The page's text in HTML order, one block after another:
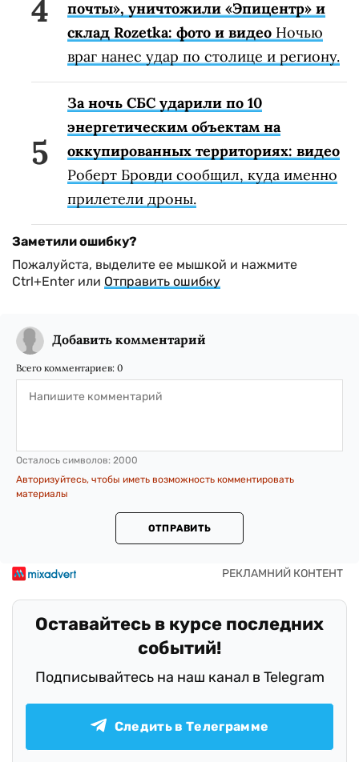
почты», уничтожили «Эпицентр» и
склад Rozetka: фото и видео Ночью
враг нанес удар по столице и региону.
За ночь СБС ударили по 10
энергетическим объектам на
оккупированных территориях: видео
Роберт Бровди сообщил, куда именно
прилетели дроны.
Заметили ошибку?
Пожалуйста, выделите ее мышкой и нажмите
Ctrl+Enter или Отправить ошибку
Добавить комментарий
Всего комментариев: 0
Осталось символов: 2000
Авторизуйтесь, чтобы иметь возможность комментировать
материалы
ОТПРАВИТЬ
Оставайтесь в курсе последних
событий!
Подписывайтесь на наш канал в Telegram
Следить в Телеграмме